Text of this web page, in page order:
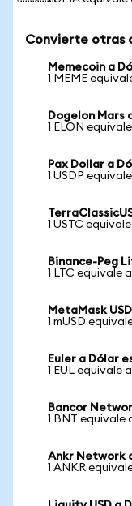
Convierte otras
Memecoin a
1 MEME
Dogelon Mars
1 ELON
Pax Dollar a
1 USDP
1 USTC
Binance-Peg
1 LTC equivale
MetaMask
1 mUSD
Euler a Dólar
1 EUL equivale a
Bancor
1 BNT equivale
Ankr Network
1 ANKR